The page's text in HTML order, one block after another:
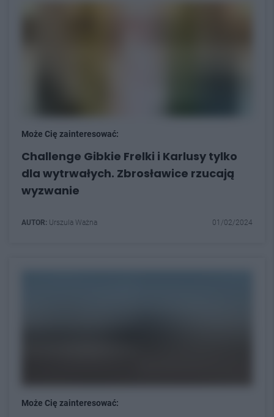
Może Cię zainteresować:
Challenge Gibkie Frelki i Karlusy tylko
dla wytrwałych. Zbrosławice rzucają
wyzwanie
AUTOR: Urszula Ważna 01/02/2024
Może Cię zainteresować: